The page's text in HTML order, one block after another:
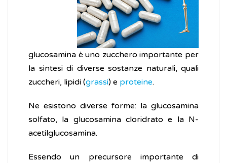
glucosamina è uno zucchero importante per
la sintesi di diverse sostanze naturali, quali
zuccheri, lipidi (grassi) e proteine.
Ne esistono diverse forme: la glucosamina
solfato, la glucosamina cloridrato e la N-
acetilglucosamina.
Essendo un precursore importante di